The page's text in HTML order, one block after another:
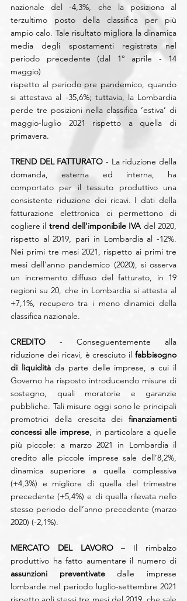
nazionale del -4,3%, che la posiziona al
terzultimo posto della classifica per più
ampio calo. Tale risultato migliora la dinamica
media degli spostamenti registrata nel
periodo precedente (dal 1° aprile - 14
maggio)
rispetto al periodo pre pandemico, quando
si attestava al -35,6%; tuttavia, la Lombardia
perde tre posizioni nella classifica ‘estiva’ di
maggio-luglio 2021 rispetto a quella di
primavera.
TREND DEL FATTURATO - La riduzione della
domanda, esterna ed interna, ha
comportato per il tessuto produttivo una
consistente riduzione dei ricavi. I dati della
fatturazione elettronica ci permettono di
cogliere il trend dell'imponibile IVA del 2020,
rispetto al 2019, pari in Lombardia al -12%.
Nei primi tre mesi 2021, rispetto ai primi tre
mesi dell'anno pandemico (2020), si osserva
un incremento diffuso del fatturato, in 19
regioni su 20, che in Lombardia si attesta al
+7,1%, recupero tra i meno dinamici della
classifica nazionale.
CREDITO - Conseguentemente alla
riduzione dei ricavi, è cresciuto il fabbisogno
di liquidità da parte delle imprese, a cui il
Governo ha risposto introducendo misure di
sostegno, quali moratorie e garanzie
pubbliche. Tali misure oggi sono le principali
promotrici della crescita dei finanziamenti
concessi alle imprese, in particolare a quelle
più piccole: a marzo 2021 in Lombardia il
credito alle piccole imprese sale dell’8,2%,
dinamica superiore a quella complessiva
(+4,3%) e migliore di quella del trimestre
precedente (+5,4%) e di quella rilevata nello
stesso periodo dell’anno precedente (marzo
2020) (-2,1%).
MERCATO DEL LAVORO – Il rimbalzo
produttivo ha fatto aumentare il numero di
assunzioni preventivate dalle imprese
lombarde nel periodo luglio-settembre 2021